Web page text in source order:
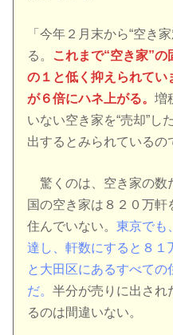
「今年２月末から“空き
る。
これまで“空き家”
の１と低く抑えられてい
が６倍にハネ上がる。増
いない空き家を“売却”し
出するとみられているの
驚くのは、空き家の数
国の空き家は８２０万軒
住んでいない。東京でも
達し、軒数にすると８１
と大田区にあるすべて
だ。半分が売りに出され
るのは間違いない。